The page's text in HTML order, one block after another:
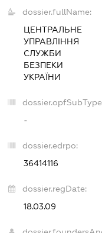
dossier.fullName:
ЦЕНТРАЛЬНЕ
УПРАВЛІННЯ
СЛУЖБИ
БЕЗПЕКИ
УКРАЇНИ
-
dossier.edrpo:
36414116
dossier.regDate:
18.03.09